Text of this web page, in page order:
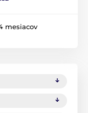
mesiacov